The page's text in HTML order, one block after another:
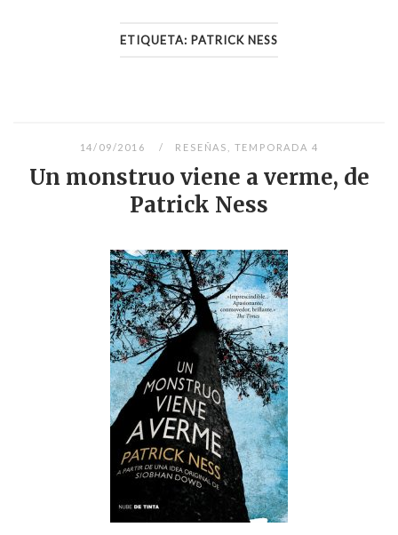
ETIQUETA: PATRICK NESS
14/09/2016 RESEÑAS TEMPORADA 4
Un monstruo viene a verme, de
Patrick Ness